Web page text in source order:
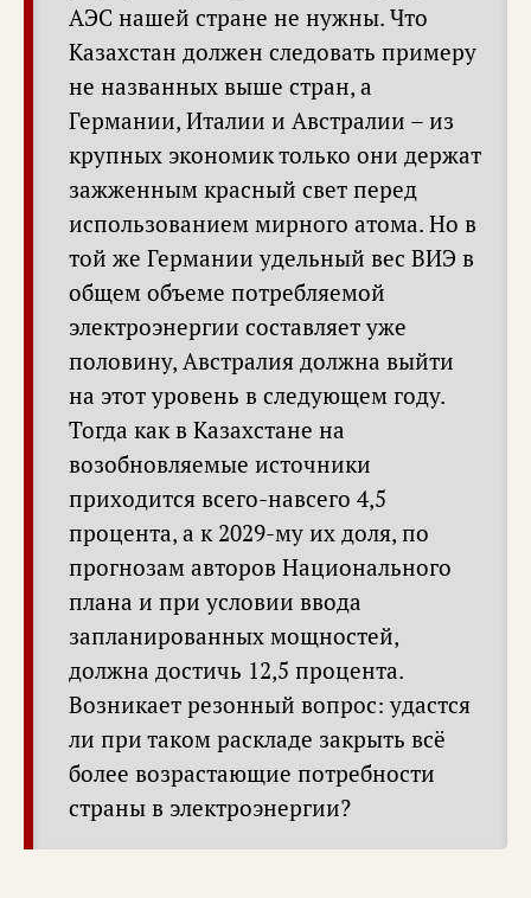
АЭС нашей стране не нужны. Что
Казахстан должен следовать примеру
не названных выше стран, а
Германии, Италии и Австралии – из
крупных экономик только они держат
зажженным красный свет перед
использованием мирного атома. Но в
той же Германии удельный вес ВИЭ в
общем объеме потребляемой
электроэнергии составляет уже
половину, Австралия должна выйти
на этот уровень в следующем году.
Тогда как в Казахстане на
возобновляемые источники
приходится всего-навсего 4,5
процента, а к 2029-му их доля, по
прогнозам авторов Национального
плана и при условии ввода
запланированных мощностей,
должна достичь 12,5 процента.
Возникает резонный вопрос: удастся
ли при таком раскладе закрыть всё
более возрастающие потребности
страны в электроэнергии?